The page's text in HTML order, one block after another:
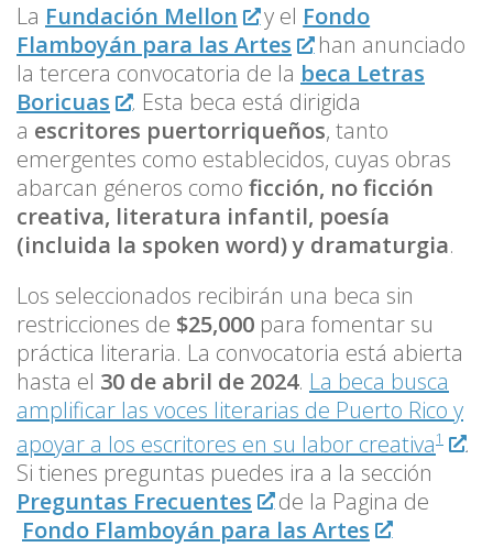
La Fundación Mellon y el Fondo
Flamboyán para las Artes
han anunciado
la tercera convocatoria de la beca Letras
Boricuas
. Esta beca está dirigida
a escritores puertorriqueños, tanto
emergentes como establecidos, cuyas obras
abarcan géneros como ficción, no ficción
creativa, literatura infantil, poesía
(incluida la spoken word) y dramaturgia.
Los seleccionados recibirán una beca sin
restricciones de $25,000 para fomentar su
práctica literaria. La convocatoria está abierta
hasta el 30 de abril de 2024. La beca busca
amplificar las voces literarias de Puerto Rico y
apoyar a los escritores en su labor creativa1
.
Si tienes preguntas puedes ira a la sección
Preguntas Frecuentes
de la Pagina de
Fondo Flamboyán para las Artes